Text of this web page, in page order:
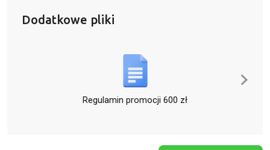
Dodatkowe pliki
Regulamin promocji 600 zł